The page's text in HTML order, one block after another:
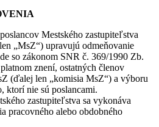
Mestského zastupiteľstva
„MsZ“) upravujú odmeňovanie
so zákonom SNR č. 369/1990 Zb.
znení, ostatných členov
(ďalej len „komisia MsZ“) a výboru
ktorí nie sú poslancami.
zastupiteľstva sa vykonáva
pracovného alebo obdobného